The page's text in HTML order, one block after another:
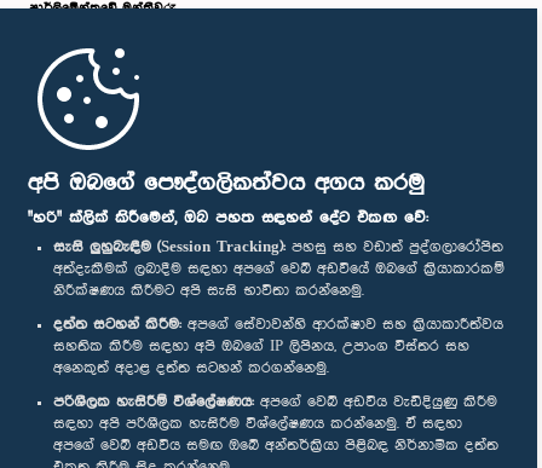
අපි ඔබගේ පෞද්ගලිකත්වය අගය කරමු
"හරි" ක්ලික් කිරීමෙන්, ඔබ පහත සඳහන් දේට එකඟ වේ:
සැසි ලුහුබැඳීම (Session Tracking): පහසු සහ වඩාත් පුද්ගලාරෝපිත
අත්දැකීමක් ලබාදීම සඳහා අපගේ වෙබ් අඩවියේ ඔබගේ ක්‍රියාකාරකම්
නිරීක්ෂණය කිරීමට අපි සැසි භාවිතා කරන්නෙමු.
දත්ත සටහන් කිරීම: අපගේ සේවාවන්හි ආරක්ෂාව සහ ක්‍රියාකාරීත්වය
සහතික කිරීම සඳහා අපි ඔබගේ IP ලිපිනය, උපාංග විස්තර සහ
අනෙකුත් අදාළ දත්ත සටහන් කරගන්නෙමු.
පරිශීලක හැසිරීම් විශ්ලේෂණය: අපගේ වෙබ් අඩවිය වැඩිදියුණු කිරීම
සඳහා අපි පරිශීලක හැසිරීම විශ්ලේෂණය කරන්නෙමු. ඒ සඳහා
අපගේ වෙබ් අඩවිය සමඟ ඔබේ අන්තර්ක්‍රියා පිළිබඳ නිර්නාමික දත්ත
ගරු ශාන්ති ශ්‍රීස්කන්දරාසා මහත්මිය, පා.ම.
සාමාජික
පාර්ලි‌මේන්තුවේ මන්ත්‍රීවරු
මුල් පිටුව
පාර්ලිමේන්තු ජංගම යෙදුම
අප හා සම්බන්ධ වී සිටින්න :
සම්මාන
පෞද්ගලිකත්ව ප්‍රතිපත්තිය